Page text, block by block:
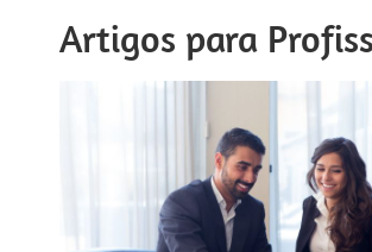
Artigos para